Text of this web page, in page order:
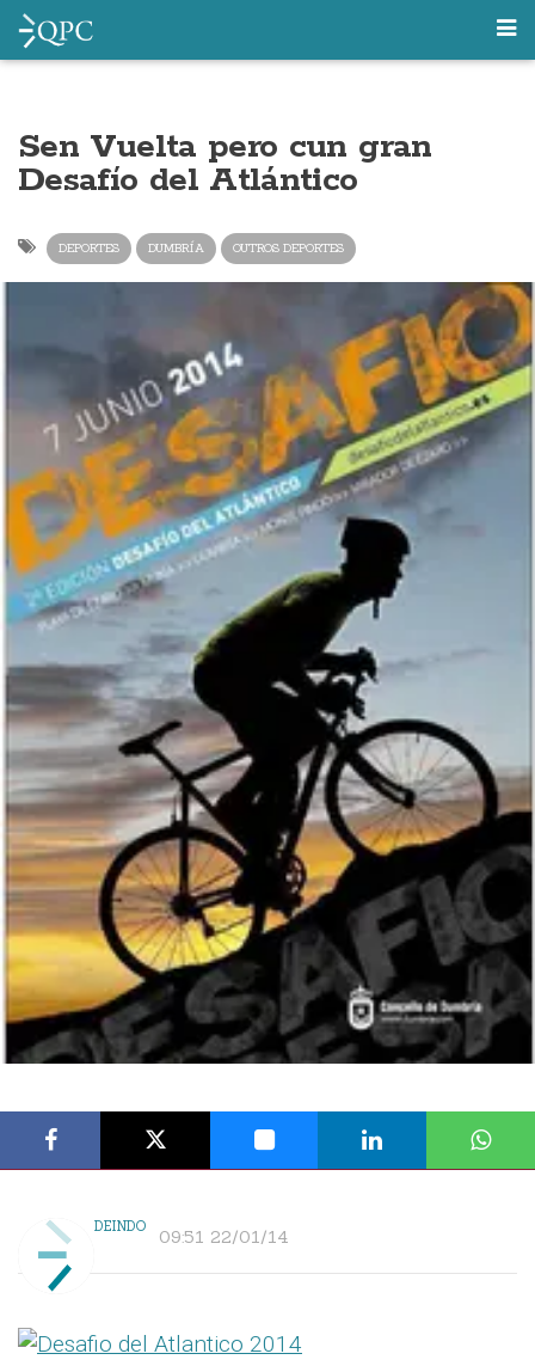
Sen Vuelta pero cun gran
Desafío del Atlántico
DEPORTES DUMBRÍA OUTROS DEPORTES
DEINDO 09:51 22/01/14